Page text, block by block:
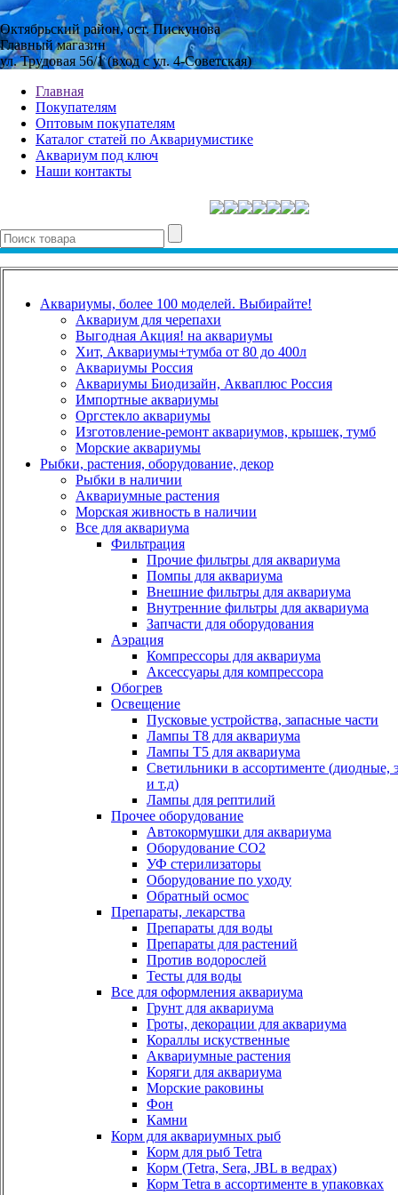
Октябрьский район, ост. Пискунова
Главный магазин
ул. Трудовая 56/1 (вход с ул. 4-Советская)
Главная
Покупателям
Оптовым покупателям
Каталог статей по Аквариумистике
Аквариум под ключ
Наши контакты
Аквариумы, более 100 моделей. Выбирайте!
Аквариум для черепахи
Выгодная Акция! на аквариумы
Хит, Аквариумы+тумба от 80 до 400л
Аквариумы Россия
Аквариумы Биодизайн, Акваплюс Россия
Импортные аквариумы
Оргстекло аквариумы
Изготовление-ремонт аквариумов, крышек, тумб
Морские аквариумы
Рыбки, растения, оборудование, декор
Рыбки в наличии
Аквариумные растения
Морская живность в наличии
Все для аквариума
Фильтрация
Прочие фильтры для аквариума
Помпы для аквариума
Внешние фильтры для аквариума
Внутренние фильтры для аквариума
Запчасти для оборудования
Аэрация
Компрессоры для аквариума
Аксессуары для компрессора
Обогрев
Освещение
Пусковые устройства, запасные части
Лампы Т8 для аквариума
Лампы Т5 для аквариума
Светильники в ассортименте (диодные,
и т.д)
Лампы для рептилий
Прочее оборудование
Автокормушки для аквариума
Оборудование СО2
УФ стерилизаторы
Оборудование по уходу
Обратный осмос
Препараты, лекарства
Препараты для воды
Препараты для растений
Против водорослей
Тесты для воды
Все для оформления аквариума
Грунт для аквариума
Гроты, декорации для аквариума
Кораллы искуственные
Аквариумные растения
Коряги для аквариума
Морские раковины
Фон
Камни
Корм для аквариумных рыб
Корм для рыб Tetra
Корм (Tetra, Sera, JBL в ведрах)
Корм Tetra в ассортименте в упаковках